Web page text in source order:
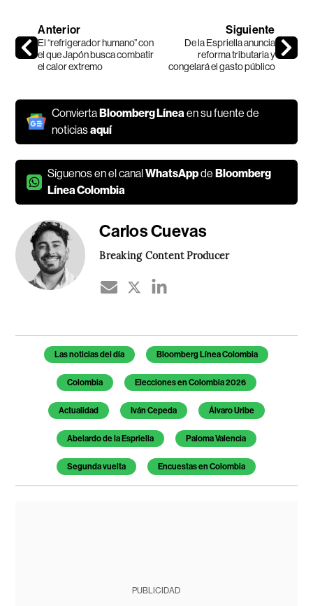
Anterior
El “refrigerador humano” con
el que Japón busca combatir
el calor extremo
Siguiente
De la Espriella anuncia
reforma tributaria y
congelará el gasto público
ConviertaBloomberg Líneaen su fuente de
noticiasaquí
Síguenos en el canalWhatsAppdeBloomberg
Línea Colombia
Carlos Cuevas
Breaking Content Producer
Temas de este artículo
Las noticias del día Bloomberg Línea Colombia
Colombia Elecciones en Colombia 2026
Actualidad Iván Cepeda Álvaro Uribe
Abelardo de la Espriella Paloma Valencia
Segunda vuelta Encuestas en Colombia
PUBLICIDAD